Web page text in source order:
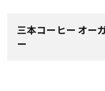
三本コーヒー オー
ー